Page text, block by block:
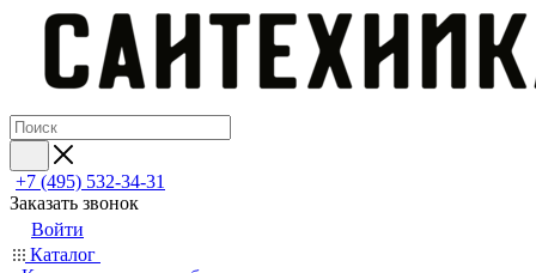
+7 (495) 532‑34‑31
Заказать звонок
Войти
Каталог